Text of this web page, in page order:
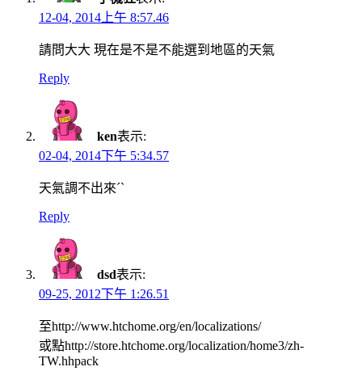
12-04, 2014上午 8:57.46
請問大大 現在是不是不能選到地區的天氣
Reply
ken表示:
02-04, 2014下午 5:34.57
天氣調不出來ˊˋ
Reply
dsd表示:
09-25, 2012下午 1:26.51
至http://www.htchome.org/en/localizations/
或點http://store.htchome.org/localization/home3/zh-
TW.hhpack